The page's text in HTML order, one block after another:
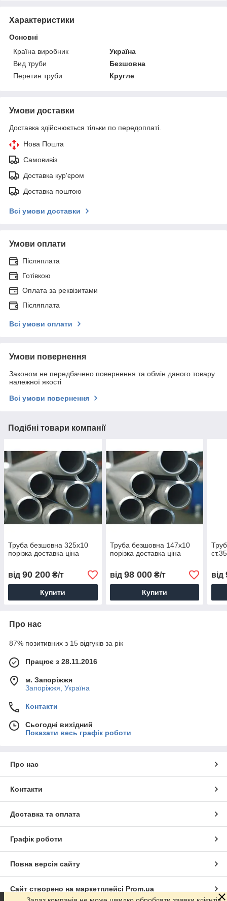
Характеристики
Основні
Країна виробник
Україна
Вид труби
Безшовна
Перетин труби
Кругле
Умови доставки
Доставка здійснюється тільки по передоплаті.
Нова Пошта
Самовивіз
Доставка кур'єром
Доставка поштою
Всі умови доставки
Умови оплати
Післяплата
Готівкою
Оплата за реквізитами
Післяплата
Всі умови оплати
Умови повернення
Законом не передбачено повернення та обмін даного товару
належної якості
Всі умови повернення
Подібні товари компанії
Труба безшовна 325х10
порізка доставка ціна
від 90 200 ₴/т
Купити
Труба безшовна 147х10
порізка доставка ціна
від 98 000₴/т
Купити
від
Про нас
87% позитивних з 15 відгуків за рік
Працює з 28.11.2016
м. Запоріжжя
Запоріжжя, Україна
Контакти
Сьогодні вихідний
Показати весь графік роботи
Про нас
Контакти
Доставка та оплата
Графік роботи
Повна версія сайту
Сайт створено на маркетплейсі Prom.ua